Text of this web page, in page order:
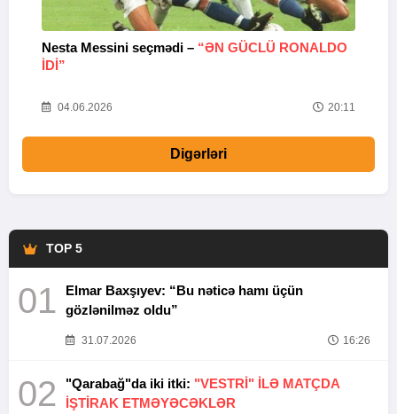
Nesta Messini seçmədi – “ƏN GÜCLÜ RONALDO
IDI”
04.06.2026 20:11
Digərləri
TOP 5
01
Elmar Baxşıyev: “Bu nəticə hamı üçün
gözlənilməz oldu”
31.07.2026 16:26
02 "Qarabağ"da iki itki: "VESTRİ" İLƏ MATÇDA
İŞTİRAK ETMƏYƏCƏKLƏR